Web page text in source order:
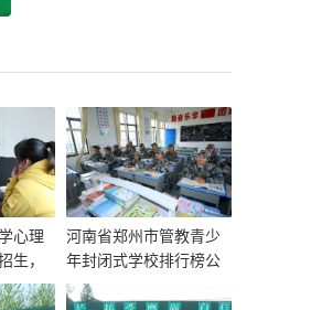
心理
生，
河南省郑州市管教青少
年封闭式学校排行榜公
布一览